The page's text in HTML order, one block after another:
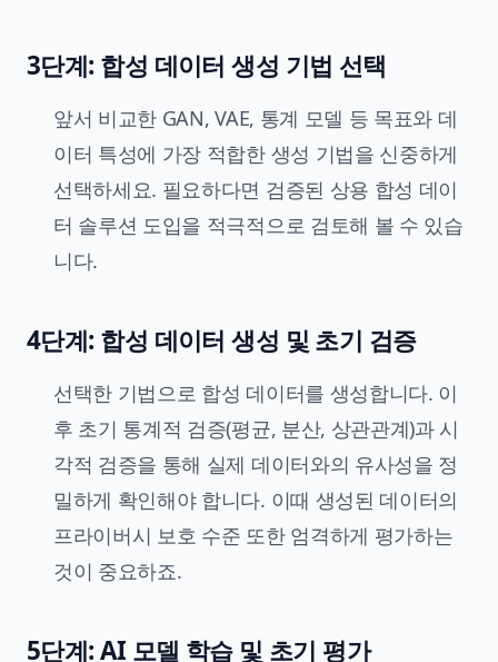
3단계: 합성 데이터 생성 기법 선택
앞서 비교한 GAN, VAE, 통계 모델 등 목표와 데
이터 특성에 가장 적합한 생성 기법을 신중하게
선택하세요. 필요하다면 검증된 상용 합성 데이
터 솔루션 도입을 적극적으로 검토해 볼 수 있습
니다.
4단계: 합성 데이터 생성 및 초기 검증
선택한 기법으로 합성 데이터를 생성합니다. 이
후 초기 통계적 검증(평균, 분산, 상관관계)과 시
각적 검증을 통해 실제 데이터와의 유사성을 정
밀하게 확인해야 합니다. 이때 생성된 데이터의
프라이버시 보호 수준 또한 엄격하게 평가하는
것이 중요하죠.
5단계: AI 모델 학습 및 초기 평가